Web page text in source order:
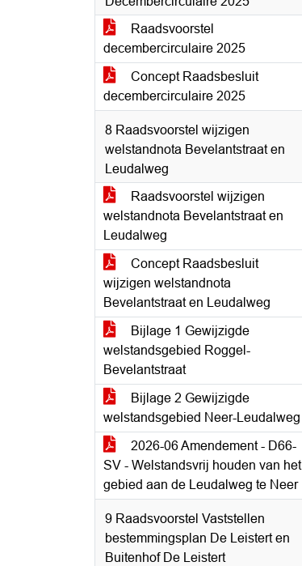
Raadsvoorstel
decembercirculaire 2025
Concept Raadsbesluit
decembercirculaire 2025
8 Raadsvoorstel wijzigen
welstandnota Bevelantstraat en
Leudalweg
Raadsvoorstel wijzigen
welstandnota Bevelantstraat en
Leudalweg
Concept Raadsbesluit
wijzigen welstandnota
Bevelantstraat en Leudalweg
Bijlage 1 Gewijzigde
welstandsgebied Roggel-
Bevelantstraat
Bijlage 2 Gewijzigde
welstandsgebied Neer-Leudalweg
2026-06 Amendement - D66-
SV - Welstandsvrij houden van het
gebied aan de Leudalweg te Neer
9 Raadsvoorstel Vaststellen
bestemmingsplan De Leistert en
Buitenhof De Leistert